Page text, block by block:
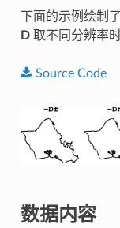
下面的示例绘制
D取不同分辨率
Source Code
数据内容